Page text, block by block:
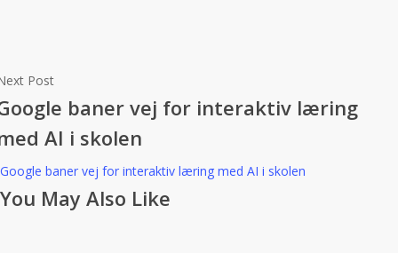
Post
baner vej for interaktiv læring
AI i skolen
Google baner vej for interaktiv læring med AI i skolen
You May Also Like